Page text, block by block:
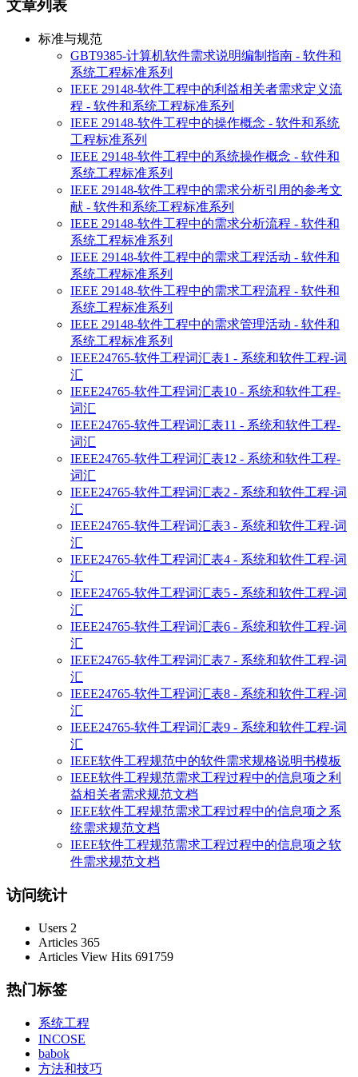
文章列表
标准与规范
GBT9385-计算机软件需求说明编制指南 - 软件和
系统工程标准系列
IEEE 29148-软件工程中的利益相关者需求定义流
程 - 软件和系统工程标准系列
IEEE 29148-软件工程中的操作概念 - 软件和系统
工程标准系列
IEEE 29148-软件工程中的系统操作概念 - 软件和
系统工程标准系列
IEEE 29148-软件工程中的需求分析引用的参考文
献 - 软件和系统工程标准系列
IEEE 29148-软件工程中的需求分析流程 - 软件和
系统工程标准系列
IEEE 29148-软件工程中的需求工程活动 - 软件和
系统工程标准系列
IEEE 29148-软件工程中的需求工程流程 - 软件和
系统工程标准系列
IEEE 29148-软件工程中的需求管理活动 - 软件和
系统工程标准系列
IEEE24765-软件工程词汇表1 - 系统和软件工程-词
汇
IEEE24765-软件工程词汇表10 - 系统和软件工程-
词汇
IEEE24765-软件工程词汇表11 - 系统和软件工程-
词汇
IEEE24765-软件工程词汇表12 - 系统和软件工程-
词汇
IEEE24765-软件工程词汇表2 - 系统和软件工程-词
汇
IEEE24765-软件工程词汇表3 - 系统和软件工程-词
汇
IEEE24765-软件工程词汇表4 - 系统和软件工程-词
汇
IEEE24765-软件工程词汇表5 - 系统和软件工程-词
汇
IEEE24765-软件工程词汇表6 - 系统和软件工程-词
汇
IEEE24765-软件工程词汇表7 - 系统和软件工程-词
汇
IEEE24765-软件工程词汇表8 - 系统和软件工程-词
汇
IEEE24765-软件工程词汇表9 - 系统和软件工程-词
汇
IEEE软件工程规范中的软件需求规格说明书模板
IEEE软件工程规范需求工程过程中的信息项之利
益相关者需求规范文档
IEEE软件工程规范需求工程过程中的信息项之系
统需求规范文档
IEEE软件工程规范需求工程过程中的信息项之软
件需求规范文档
访问统计
Users 2
Articles 365
Articles View Hits 691759
热门标签
系统工程
INCOSE
babok
方法和技巧